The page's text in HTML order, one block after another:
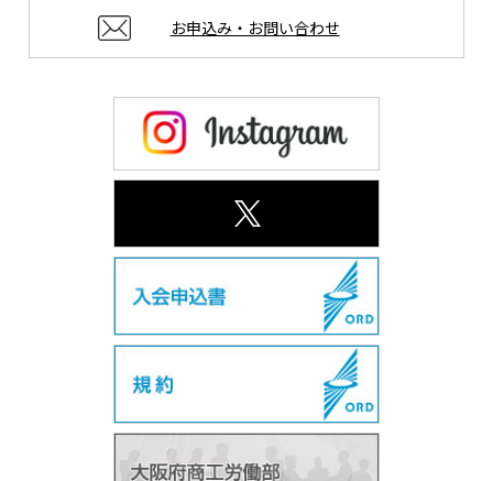
お申込み・お問い合わせ